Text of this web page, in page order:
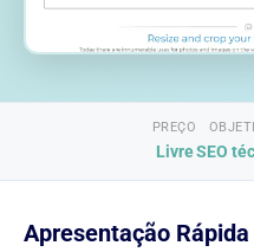
PREÇO
LivreSEO
Apresentação